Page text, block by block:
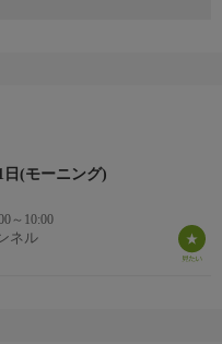
日(モーニング)
～10:00
ネル